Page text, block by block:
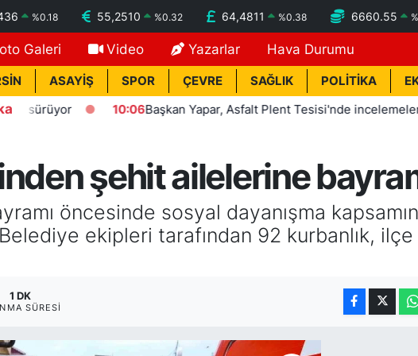
%0.18 55,2510 %0.32 64,4811 %0.38 6660.55
Galeri Video Yazarlar Hava Durumu
ASAYİŞ SPOR ÇEVRE SAĞLIK POLİTİKA
10:06 Başkan Yapar, Asfalt Plent Tesisi'nde incelemelerde
şehit ailelerine
öncesinde sosyal dayanışma
ekipleri tarafından 92 kurbanlık,
1 DK
SÜRESI